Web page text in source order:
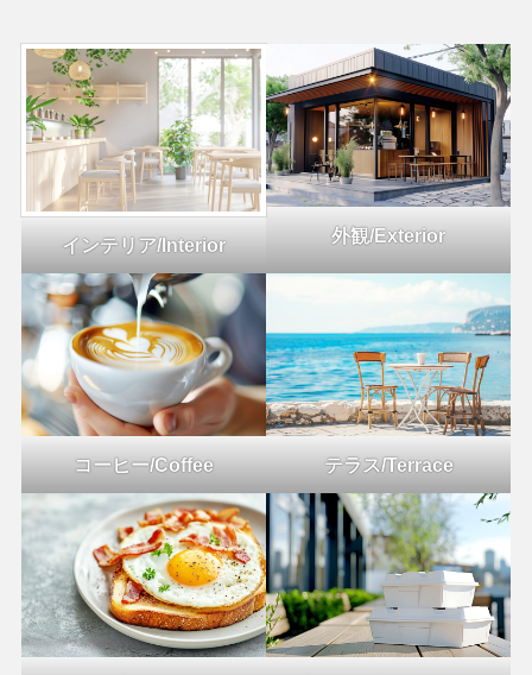
インテリア/Interior 外観/Exterior
コーヒー/Coffee テラス/Terrace